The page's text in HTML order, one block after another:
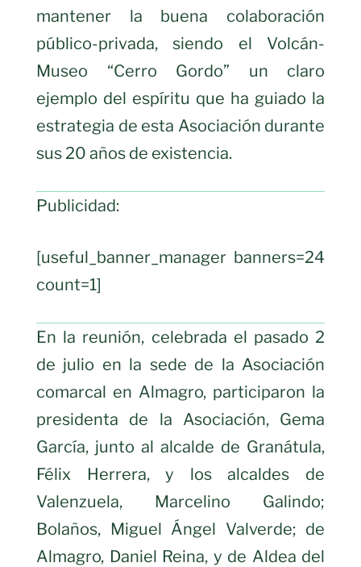
mantener la buena colaboración
público-privada, siendo el Volcán-
Museo “Cerro Gordo” un claro
ejemplo del espíritu que ha guiado la
estrategia de esta Asociación durante
sus 20 años de existencia.
Publicidad:
[useful_banner_manager banners=24
count=1]
En la reunión, celebrada el pasado 2
de julio en la sede de la Asociación
comarcal en Almagro, participaron la
presidenta de la Asociación, Gema
García, junto al alcalde de Granátula,
Félix Herrera, y los alcaldes de
Valenzuela, Marcelino Galindo;
Bolaños, Miguel Ángel Valverde; de
Almagro, Daniel Reina, y de Aldea del